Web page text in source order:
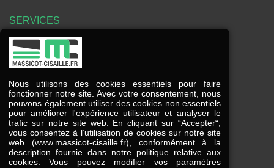
SERVICES
Frais de port offerts à partir de 225€ HT
Modes de paiement
Service client à votre écoute
contact @massicot-cisaille.fr
03 84 78 38 39
Nous utilisons des cookies essentiels pour faire
fonctionner notre site. Avec votre consentement, nous
pouvons également utiliser des cookies non essentiels
pour améliorer l'expérience utilisateur et analyser le
trafic sur notre site web. En cliquant sur “Accepter“,
vous consentez à l’utilisation de cookies sur notre site
web (www.massicot-cisaille.fr), conformément à la
description fournie dans notre politique relative aux
cookies. Vous pouvez modifier vos paramètres